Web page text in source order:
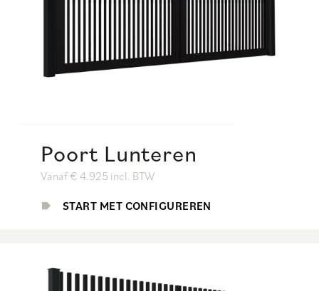
Poort Lunteren
Vanaf € 4.925 incl. BTW
START MET CONFIGUREREN